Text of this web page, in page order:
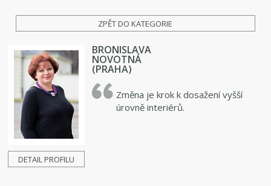
ZPĚT DO KATEGORIE
DETAIL PROFILU
BRONISLAVA
NOVOTNÁ
(PRAHA)
Změna je krok k dosažení vyšší
úrovně interiérů.